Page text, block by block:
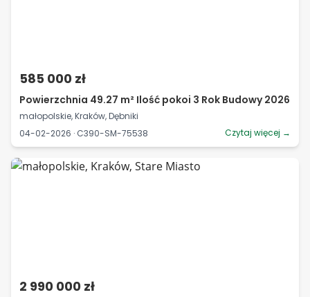
585 000 zł
Powierzchnia 49.27 m² Ilość pokoi 3 Rok Budowy 2026
małopolskie, Kraków, Dębniki
04-02-2026 · C390-SM-75538
Czytaj więcej →
2 990 000 zł